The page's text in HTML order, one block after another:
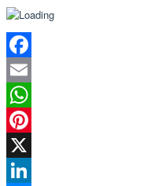
Facebook
Email
WhatsApp
Pinterest
X